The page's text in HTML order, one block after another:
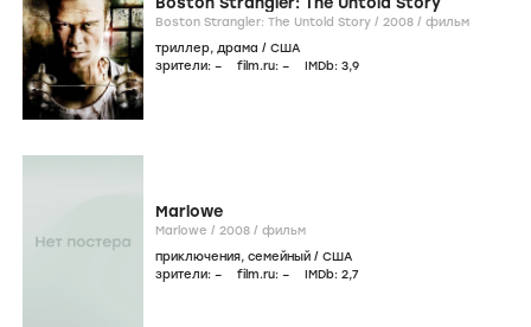
Boston Strangler: The Untold Story / 2008 / фильм
триллер, драма / США
зрители: – film.ru: – IMDb: 3,9
Marlowe
Marlowe / 2008 / фильм
приключения, семейный / США
зрители: – film.ru: – IMDb: 2,7